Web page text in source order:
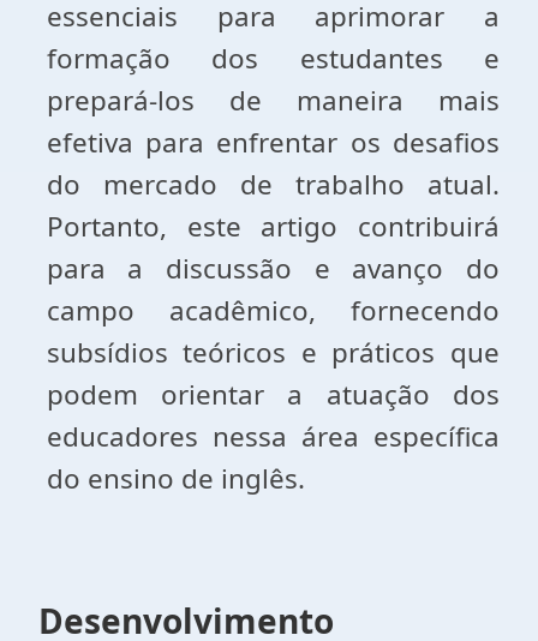
essenciais para aprimorar a
formação dos estudantes e
prepará-los de maneira mais
efetiva para enfrentar os desafios
do mercado de trabalho atual.
Portanto, este artigo contribuirá
para a discussão e avanço do
campo acadêmico, fornecendo
subsídios teóricos e práticos que
podem orientar a atuação dos
educadores nessa área específica
do ensino de inglês.
Desenvolvimento